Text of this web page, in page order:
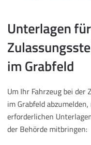
Unterlagen
im Grabfeld
Um Ihr Fahrzeug bei der
im Grabfeld
erforderlichen
der Behörde mitbringen: